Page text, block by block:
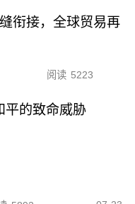
衔接，全球贸易再
阅读 5223
平的致命威胁